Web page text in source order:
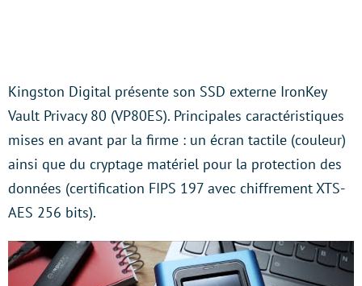
Kingston Digital présente son SSD externe IronKey
Vault Privacy 80 (VP80ES). Principales caractéristiques
mises en avant par la firme : un écran tactile (couleur)
ainsi que du cryptage matériel pour la protection des
données (certification FIPS 197 avec chiffrement XTS-
AES 256 bits).